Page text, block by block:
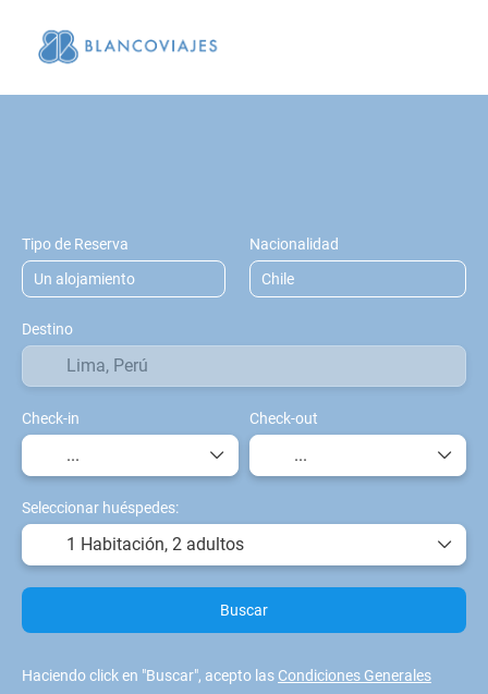
Tipo de Reserva Nacionalidad
Destino
Check-in Check-out
Seleccionar huéspedes:
1 Habitación, 2 adultos
Buscar
Haciendo click en "Buscar", acepto las Condiciones Generales